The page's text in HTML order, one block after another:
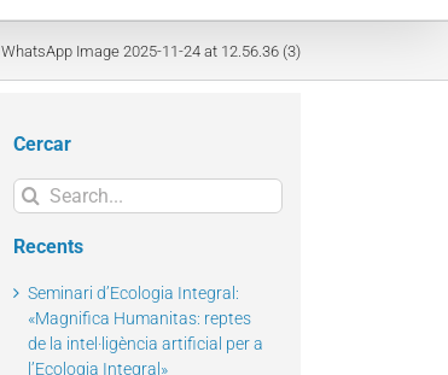
WhatsApp Image 2025-11-24 at 12.56.36 (3)
Cercar
Search
for:
Recents
Seminari d’Ecologia Integral:
«Magnifica Humanitas: reptes
de la intel·ligència artificial per a
l’Ecologia Integral»